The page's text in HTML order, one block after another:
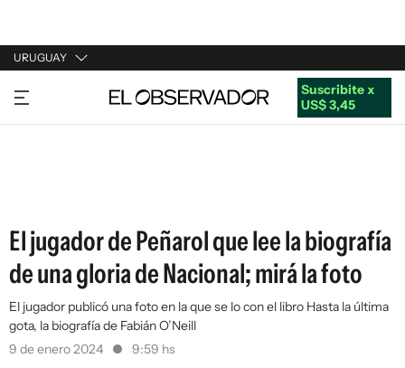
URUGUAY
URUGUAY
ARGENTINA
Suscribite x
US$ 3,45
El jugador de Peñarol que lee la biografía
de una gloria de Nacional; mirá la foto
El jugador publicó una foto en la que se lo con el libro Hasta la última
gota, la biografía de Fabián O’Neill
9 de enero 2024
9:59 hs